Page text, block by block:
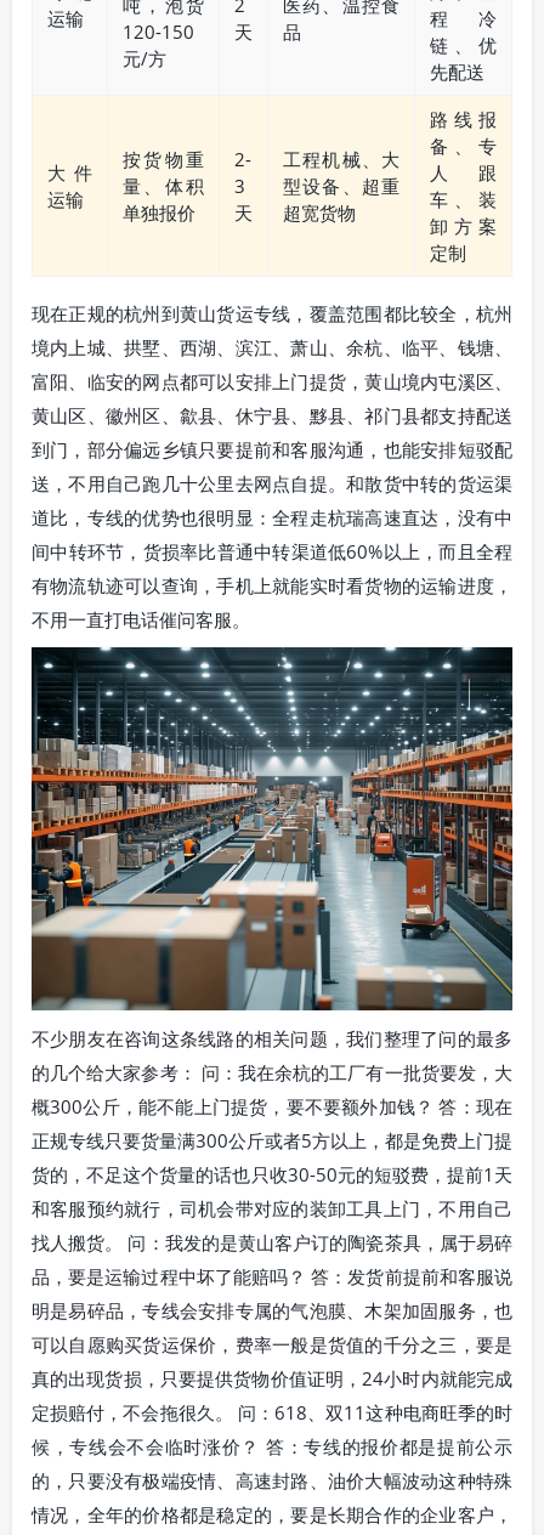
运输
120-150
元/方
天
品
程冷
链、优
先配送
大件
运输
按货物重
量、体积
单独报价
2-
3
天
工程机械、大
型设备、超重
超宽货物
路线报
备、专
人跟
车、装
卸方案
定制
现在正规的杭州到黄山货运专线，覆盖范围都比较全，杭州
境内上城、拱墅、西湖、滨江、萧山、余杭、临平、钱塘、
富阳、临安的网点都可以安排上门提货，黄山境内屯溪区、
黄山区、徽州区、歙县、休宁县、黟县、祁门县都支持配送
到门，部分偏远乡镇只要提前和客服沟通，也能安排短驳配
送，不用自己跑几十公里去网点自提。和散货中转的货运渠
道比，专线的优势也很明显：全程走杭瑞高速直达，没有中
间中转环节，货损率比普通中转渠道低60%以上，而且全程
有物流轨迹可以查询，手机上就能实时看货物的运输进度，
不用一直打电话催问客服。
不少朋友在咨询这条线路的相关问题，我们整理了问的最多
的几个给大家参考： 问：我在余杭的工厂有一批货要发，大
概300公斤，能不能上门提货，要不要额外加钱？ 答：现在
正规专线只要货量满300公斤或者5方以上，都是免费上门提
货的，不足这个货量的话也只收30-50元的短驳费，提前1天
和客服预约就行，司机会带对应的装卸工具上门，不用自己
找人搬货。 问：我发的是黄山客户订的陶瓷茶具，属于易碎
品，要是运输过程中坏了能赔吗？ 答：发货前提前和客服说
明是易碎品，专线会安排专属的气泡膜、木架加固服务，也
可以自愿购买货运保价，费率一般是货值的千分之三，要是
真的出现货损，只要提供货物价值证明，24小时内就能完成
定损赔付，不会拖很久。 问：618、双11这种电商旺季的时
候，专线会不会临时涨价？ 答：专线的报价都是提前公示
的，只要没有极端疫情、高速封路、油价大幅波动这种特殊
情况，全年的价格都是稳定的，要是长期合作的企业客户，